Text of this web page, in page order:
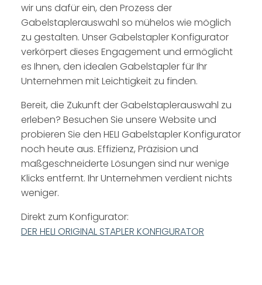
wir uns dafür ein, den Prozess der
Gabelstaplerauswahl so mühelos wie möglich
zu gestalten. Unser Gabelstapler Konfigurator
verkörpert dieses Engagement und ermöglicht
es Ihnen, den idealen Gabelstapler für Ihr
Unternehmen mit Leichtigkeit zu finden.
Bereit, die Zukunft der Gabelstaplerauswahl zu
erleben? Besuchen Sie unsere Website und
probieren Sie den HELI Gabelstapler Konfigurator
noch heute aus. Effizienz, Präzision und
maßgeschneiderte Lösungen sind nur wenige
Klicks entfernt. Ihr Unternehmen verdient nichts
weniger.
Direkt zum Konfigurator:
DER HELI ORIGINAL STAPLER KONFIGURATOR